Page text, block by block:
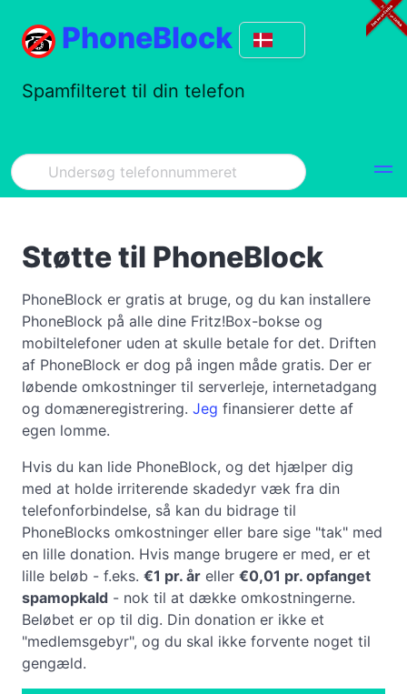
PhoneBlock
Spamfilteret til din telefon
Støtte til PhoneBlock
PhoneBlock er gratis at bruge, og du kan installere
PhoneBlock på alle dine Fritz!Box-bokse og
mobiltelefoner uden at skulle betale for det. Driften
af PhoneBlock er dog på ingen måde gratis. Der er
løbende omkostninger til serverleje, internetadgang
og domæneregistrering. Jeg finansierer dette af
egen lomme.
Hvis du kan lide PhoneBlock, og det hjælper dig
med at holde irriterende skadedyr væk fra din
telefonforbindelse, så kan du bidrage til
PhoneBlocks omkostninger eller bare sige "tak" med
en lille donation. Hvis mange brugere er med, er et
lille beløb - f.eks. €1 pr. år eller €0,01 pr. opfanget
spamopkald - nok til at dække omkostningerne.
Beløbet er op til dig. Din donation er ikke et
"medlemsgebyr", og du skal ikke forvente noget til
gengæld.